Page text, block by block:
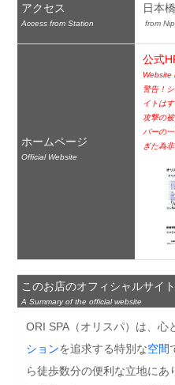
アクセス
Access from Station
日本
from
ホームページ
Official Website
公式
Website
警告！
イトは
攻撃の
バーの
ぎた為
このお店のオフィシャルサイ
A Summary of the official website
ORI SPA（オリスパ）は、心
ションを追求する特別な空間
ら徒歩数分の便利な立地にあ